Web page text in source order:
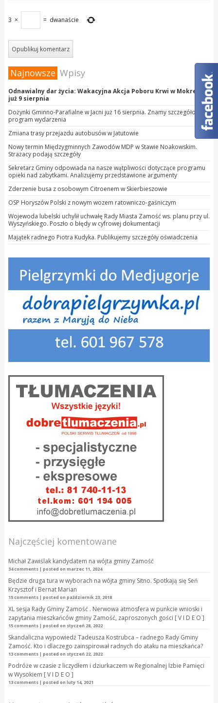
3 × = dwanaście
Najnowsze Wpisy
Odnawialny dar życia: Wakacyjna Akcja Poboru Krwi w Mokrem
już 9 sierpnia
Dożynki Gminno-Parafialne w Jacni już 16 sierpnia. Znamy szczegółowy
program wydarzenia
Zmiana trasy przejazdu autobusów w Jatutowie
Nowy termin Międzygminnych Zawodów MDP w Stawie Noakowskim.
Strażacy podają szczegóły
Sekretarz Gminy odpowiada na nasze wątpliwości dotyczące programu
opieki nad zabytkami. Analizujemy przedstawione argumenty
Zderzenie busa z osobowym Citroenem w Skierbieszowie
OSP Horyszów Polski z nowym wozem ratowniczo-gaśniczym
Wojewoda lubelski uchylił uchwałę Rady Miasta Zamość ws. planu przy ul.
Wyszyńskiego. Poszło o błędy w cyfrowej dokumentacji
Majątek radnego Piotra Kudyka. Publikujemy szczegóły oświadczenia
Najczęściej komentowane
Michał Zawiślak kandydatem na wójta gminy Zamość
34 comments| posted on marzec 11, 2024
Będzie druga tura w wyborach na wójta gminy Sitno. Spotkają się Seń
Krzysztof i Bernat Marian
15 comments| posted on październik 23, 2018
XL sesja Rady Gminy Zamość . Nerwowa atmosfera w punkcie wnioski i
zapytania mieszkańców gminy Zamość, zaproszonych gości [ V I D E O ]
15 comments| posted on styczeń 28, 2022
Skandaliczna wypowiedź Tadeusza Kostrubca – radnego Rady Gminy
Zamość. Kto i dlaczego zainspirował radnych do ataku na mieszkańca?
13 comments| posted on styczeń 22, 2022
Podróże w czasie z liczydłem i dziurkaczem w Regionalnej Izbie Pamięci
w Wysokiem [ V I D E O ]
13 comments| posted on luty 14, 2021